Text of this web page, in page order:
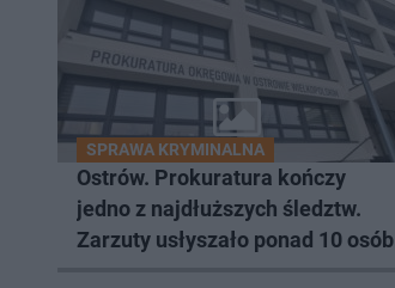
SPRAWA KRYMINALNA
Ostrów. Prokuratura kończy
jedno z najdłuższych śledztw.
Zarzuty usłyszało ponad 10 osób